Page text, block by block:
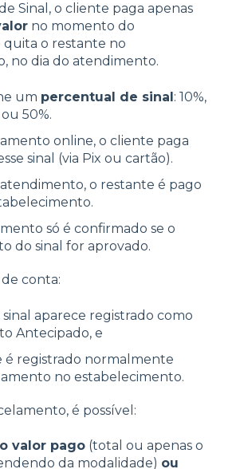
Sinal, o cliente paga apenas
no momento do
o restante no
no dia do atendimento.
um percentual de sinal: 10%,
50%.
online, o cliente paga
sinal (via Pix ou cartão).
o restante é pago
só é confirmado se o
do sinal for aprovado.
conta:
aparece registrado como
Antecipado, e
é registrado normalmente
no estabelecimento.
é possível:
valor pago (total ou apenas o
da modalidade) ou